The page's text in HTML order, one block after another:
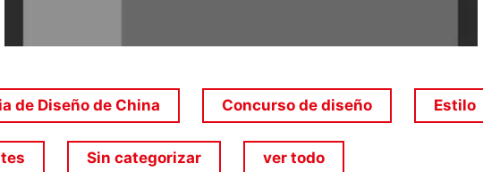
de Diseño de China Concurso de diseño Estilo
Sin categorizar ver todo